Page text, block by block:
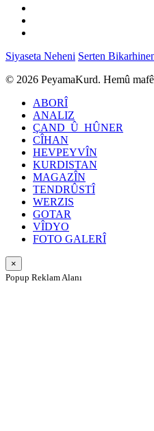
Siyaseta Neheni Serten
© 2026 PeyamaKurd. Hemû
ABORÎ
ANALIZ
ÇAND_Û_HÛNER
CÎHAN
HEVPEYVÎN
KURDISTAN
MAGAZÎN
TENDRÛSTÎ
WERZIS
GOTAR
VÎDYO
FOTO GALERÎ
×
Popup Reklam Alanı